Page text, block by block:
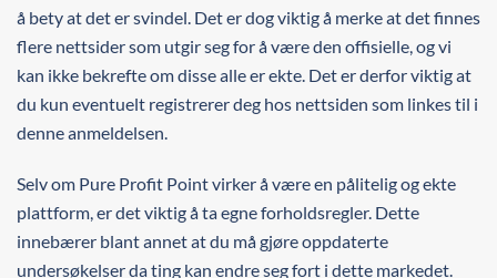
å bety at det er svindel. Det er dog viktig å merke at det finnes
flere nettsider som utgir seg for å være den offisielle, og vi
kan ikke bekrefte om disse alle er ekte. Det er derfor viktig at
du kun eventuelt registrerer deg hos nettsiden som linkes til i
denne anmeldelsen.
Selv om Pure Profit Point virker å være en pålitelig og ekte
plattform, er det viktig å ta egne forholdsregler. Dette
innebærer blant annet at du må gjøre oppdaterte
undersøkelser da ting kan endre seg fort i dette markedet.